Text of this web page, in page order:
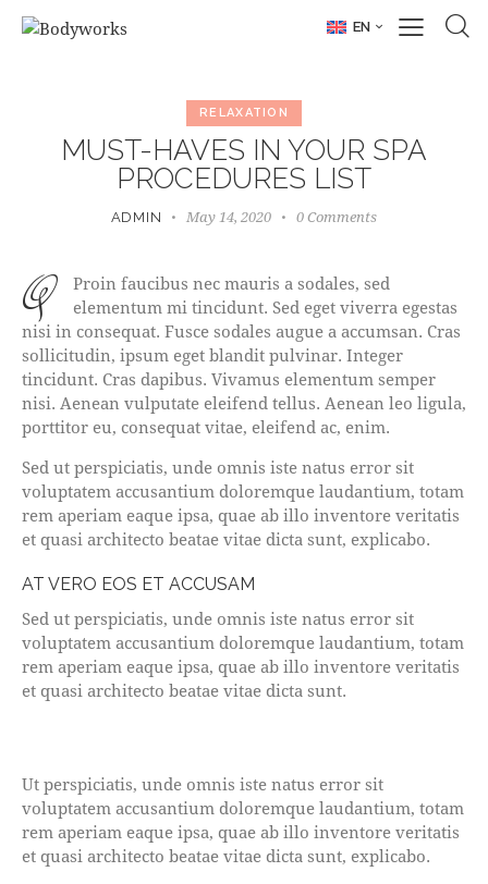
EN
RELAXATION
MUST-HAVES IN YOUR SPA
PROCEDURES LIST
ADMIN May 14, 2020 0 Comments
q
Proin faucibus nec mauris a sodales, sed
elementum mi tincidunt. Sed eget viverra egestas
nisi in consequat. Fusce sodales augue a accumsan. Cras
sollicitudin, ipsum eget blandit pulvinar. Integer
tincidunt. Cras dapibus. Vivamus elementum semper
nisi. Aenean vulputate eleifend tellus. Aenean leo ligula,
porttitor eu, consequat vitae, eleifend ac, enim.
Sed ut perspiciatis, unde omnis iste natus error sit
voluptatem accusantium doloremque laudantium, totam
rem aperiam eaque ipsa, quae ab illo inventore veritatis
et quasi architecto beatae vitae dicta sunt, explicabo.
AT VERO EOS ET ACCUSAM
Sed ut perspiciatis, unde omnis iste natus error sit
voluptatem accusantium doloremque laudantium, totam
rem aperiam eaque ipsa, quae ab illo inventore veritatis
et quasi architecto beatae vitae dicta sunt.
Ut perspiciatis, unde omnis iste natus error sit
voluptatem accusantium doloremque laudantium, totam
rem aperiam eaque ipsa, quae ab illo inventore veritatis
et quasi architecto beatae vitae dicta sunt, explicabo.